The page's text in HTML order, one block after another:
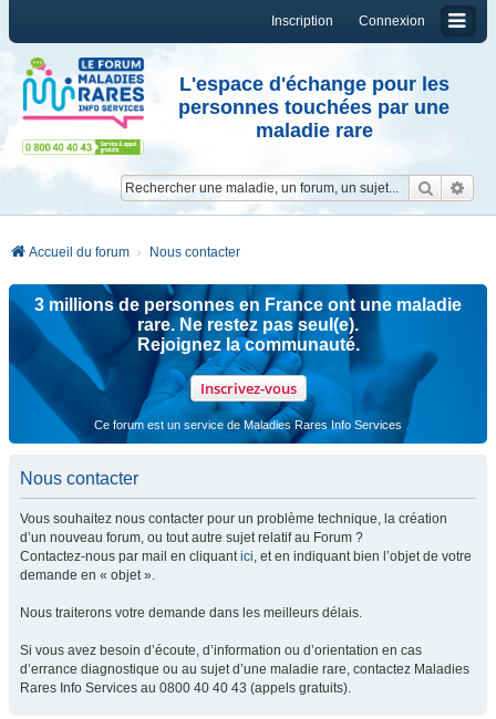
Connexion
Inscription
L'espace d'échange pour les
personnes touchées par une
maladie rare
Accueil du forum Nous contacter
3 millions de personnes en France ont une maladie
rare. Ne restez pas seul(e).
Rejoignez la communauté.
Inscrivez-vous
Ce forum est un service de Maladies Rares Info Services
Nous contacter
Vous souhaitez nous contacter pour un problème technique, la création
d’un nouveau forum, ou tout autre sujet relatif au Forum ?
Contactez-nous par mail en cliquantici, et en indiquant bien l’objet de votre
demande en « objet ».
Nous traiterons votre demande dans les meilleurs délais.
Si vous avez besoin d’écoute, d’information ou d’orientation en cas
d’errance diagnostique ou au sujet d’une maladie rare, contactez Maladies
Rares Info Services au 0800 40 40 43 (appels gratuits).